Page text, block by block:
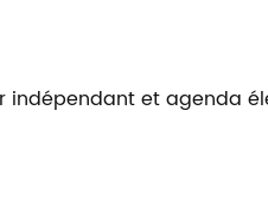
indépendant et agenda